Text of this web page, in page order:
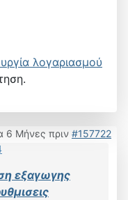
λογαριασμού
6 Μήνες πριν #157722
εξαγωγης